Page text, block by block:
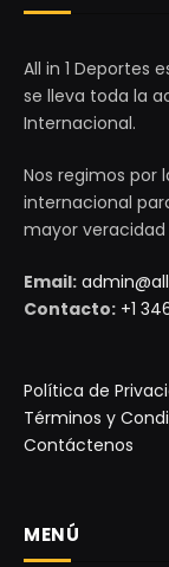
All in 1 Deportes
se lleva toda la
Internacional.
Nos regimos por
internacional
mayor veracidad
Email:
Contacto: +1
Política de
Términos y
Contáctenos
MENÚ